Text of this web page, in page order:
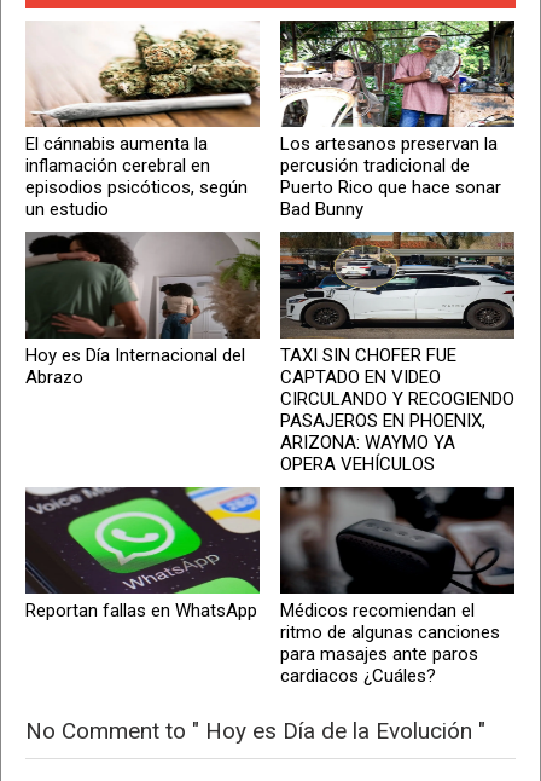
El cánnabis aumenta la
inflamación cerebral en
episodios psicóticos, según
un estudio
Los artesanos preservan la
percusión tradicional de
Puerto Rico que hace sonar
Bad Bunny
Hoy es Día Internacional del
Abrazo
TAXI SIN CHOFER FUE
CAPTADO EN VIDEO
CIRCULANDO Y RECOGIENDO
PASAJEROS EN PHOENIX,
ARIZONA: WAYMO YA
OPERA VEHÍCULOS
Reportan fallas en WhatsApp
Médicos recomiendan el
ritmo de algunas canciones
para masajes ante paros
cardiacos ¿Cuáles?
No Comment to " Hoy es Día de la Evolución "